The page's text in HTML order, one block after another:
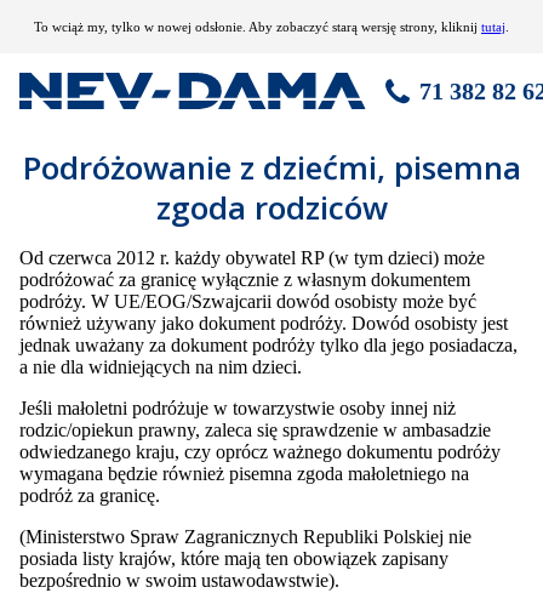
To wciąż my, tylko w nowej odsłonie. Aby zobaczyć starą wersję strony, kliknij tutaj
71 382 82
Podróżowanie z dziećmi, pisemna
zgoda rodziców
Od czerwca 2012 r. każdy obywatel RP (w tym dzieci) może
podróżować za granicę wyłącznie z własnym dokumentem
podróży. W UE/EOG/Szwajcarii dowód osobisty może być
również używany jako dokument podróży. Dowód osobisty jest
jednak uważany za dokument podróży tylko dla jego posiadacza,
a nie dla widniejących na nim dzieci.
Jeśli małoletni podróżuje w towarzystwie osoby innej niż
rodzic/opiekun prawny, zaleca się sprawdzenie w ambasadzie
odwiedzanego kraju, czy oprócz ważnego dokumentu podróży
wymagana będzie również pisemna zgoda małoletniego na
podróż za granicę.
(Ministerstwo Spraw Zagranicznych Republiki Polskiej nie
posiada listy krajów, które mają ten obowiązek zapisany
bezpośrednio w swoim ustawodawstwie).